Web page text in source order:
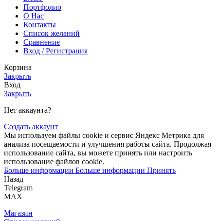
Портфолио
О Нас
Контакты
Список желаний
Сравнение
Вход / Регистрация
Корзина
Закрыть
Вход
Закрыть
Нет аккаунта?
Создать аккаунт
Мы используем файлы cookie и сервис Яндекс Метрика для
анализа посещаемости и улучшения работы сайта. Продолжая
использование сайта, вы можете принять или настроить
использование файлов cookie.
Больше информации Больше информации Принять
Назад
Telegram
MAX
Магазин